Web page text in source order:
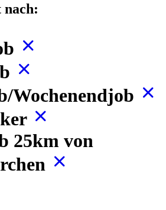
nach:
Wochenendjob
25km von